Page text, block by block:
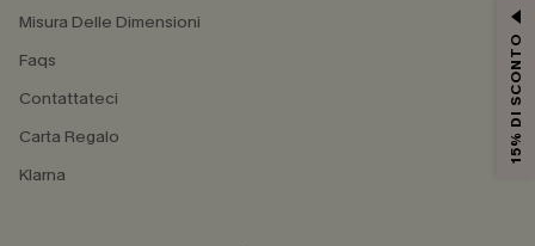
Misura Delle Dimensioni
Faqs
Contattateci
Carta Regalo
Klarna
15% DI SCONTO